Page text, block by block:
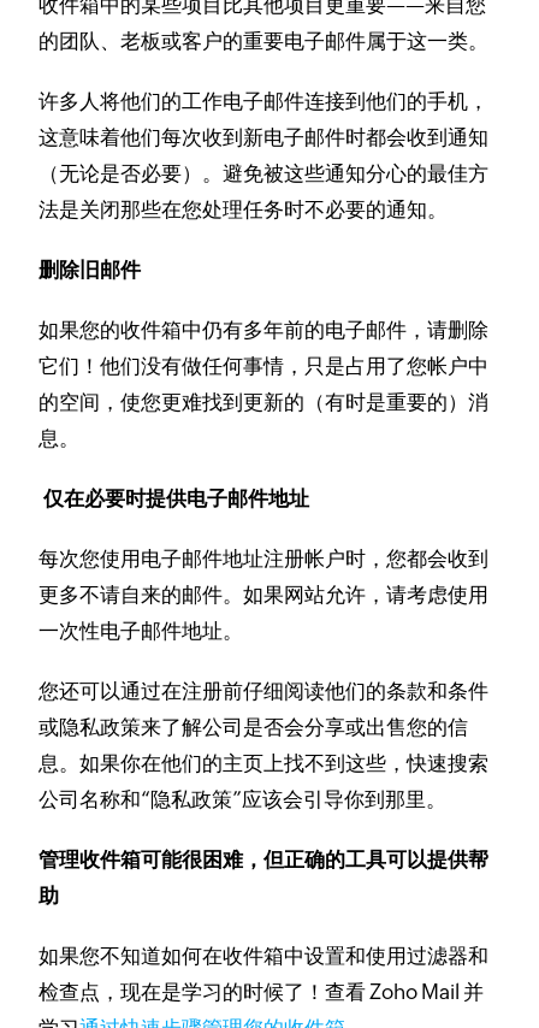
收件箱中的某些项目比其他项目更重要——来自您
的团队、老板或客户的重要电子邮件属于这一类。
许多人将他们的工作电子邮件连接到他们的手机，
这意味着他们每次收到新电子邮件时都会收到通知
（无论是否必要）。避免被这些通知分心的最佳方
法是关闭那些在您处理任务时不必要的通知。
删除旧邮件
如果您的收件箱中仍有多年前的电子邮件，请删除
它们！他们没有做任何事情，只是占用了您帐户中
的空间，使您更难找到更新的（有时是重要的）消
息。
仅在必要时提供电子邮件地址
每次您使用电子邮件地址注册帐户时，您都会收到
更多不请自来的邮件。如果网站允许，请考虑使用
一次性电子邮件地址。
您还可以通过在注册前仔细阅读他们的条款和条件
或隐私政策来了解公司是否会分享或出售您的信
息。如果你在他们的主页上找不到这些，快速搜索
公司名称和“隐私政策”应该会引导你到那里。
管理收件箱可能很困难，但正确的工具可以提供帮
助
如果您不知道如何在收件箱中设置和使用过滤器和
检查点，现在是学习的时候了！查看 Zoho Mail 并